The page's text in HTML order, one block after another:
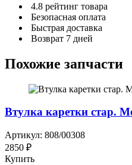
4.8 рейтинг товара
Безопасная оплата
Быстрая доставка
Возврат 7 дней
Похожие запчасти
Втулка каретки стар.
Артикул: 808/00308
2850 ₽
Купить